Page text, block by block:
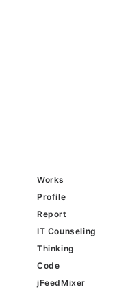
Works
Profile
Report
IT Counseling
Thinking
Code
jFeedMixer